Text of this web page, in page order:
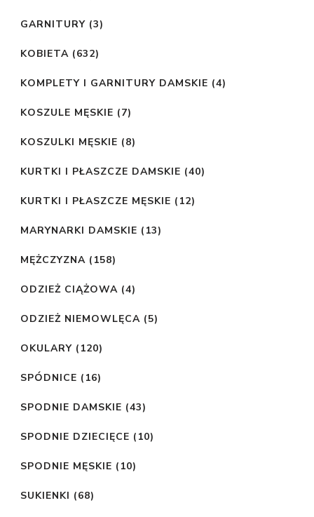
GARNITURY (3)
KOBIETA (632)
KOMPLETY I GARNITURY DAMSKIE (4)
KOSZULE MĘSKIE (7)
KOSZULKI MĘSKIE (8)
KURTKI I PŁASZCZE DAMSKIE (40)
KURTKI I PŁASZCZE MĘSKIE (12)
MARYNARKI DAMSKIE (13)
MĘŻCZYZNA (158)
ODZIEŻ CIĄŻOWA (4)
ODZIEŻ NIEMOWLĘCA (5)
OKULARY (120)
SPÓDNICE (16)
SPODNIE DAMSKIE (43)
SPODNIE DZIECIĘCE (10)
SPODNIE MĘSKIE (10)
SUKIENKI (68)